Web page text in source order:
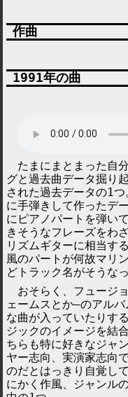
作曲
1991年の曲
たまにまとまった自
グと過去曲データ掘り
された過去データの1
に手弾きして作ったデ
にピアノパートを弾い
きそうなフレーズをわ
リズムギターに相当す
風のパートが何故マリ
どトラック名がそうな
おそらく、フュージ
ェームスとか―のアル
な曲が入っていたりす
ジックのイメージを結
ちらも特に好きなジャ
ヤー志向、実演家志向
のだとはっきり自覚し
にかく作風、ジャンル